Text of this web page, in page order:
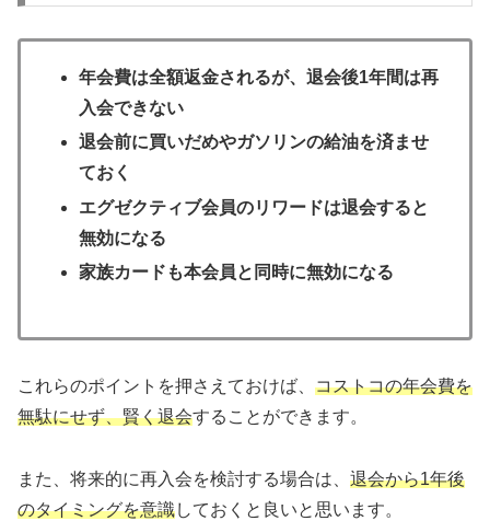
年会費は全額返金されるが、退会後1年間は再
入会できない
退会前に買いだめやガソリンの給油を済ませ
ておく
エグゼクティブ会員のリワードは退会すると
無効になる
家族カードも本会員と同時に無効になる
これらのポイントを押さえておけば、 コストコの年会費を
無駄にせず、賢く退会することができます。
また、将来的に再入会を検討する場合は、 退会から1年後
のタイミングを意識しておくと良いと思います。